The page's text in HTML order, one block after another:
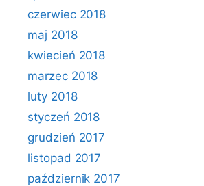
czerwiec 2018
maj 2018
kwiecień 2018
marzec 2018
luty 2018
styczeń 2018
grudzień 2017
listopad 2017
październik 2017